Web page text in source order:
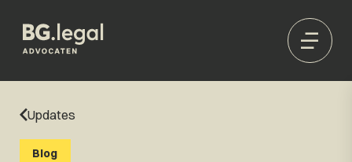
Updates
Blog